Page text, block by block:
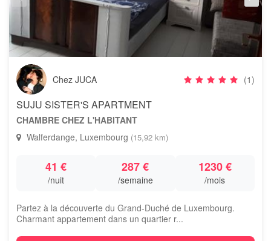
Chez JUCA (1)
SUJU SISTER'S APARTMENT
CHAMBRE CHEZ L'HABITANT
Walferdange, Luxembourg (15,92 km)
41 €
/nuit
287 €
/semaine
1230 €
/mois
Partez à la découverte du Grand-Duché de Luxembourg.
Charmant appartement dans un quartier r...